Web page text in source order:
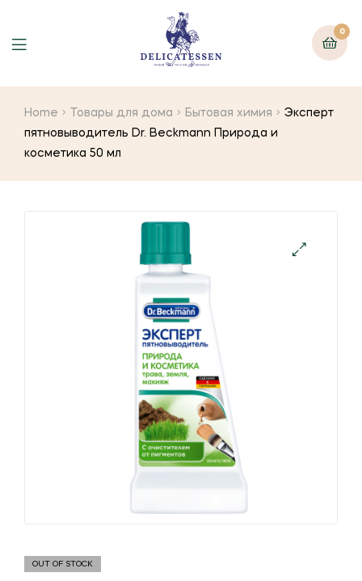
0
Home Товары для дома Бытовая химия
Эксперт
пятновыводитель Dr. Beckmann Природа и
косметика 50 мл
OUT OF STOCK